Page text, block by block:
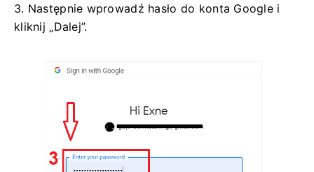
3. Następnie wprowadź hasło do konta Google i
kliknij „Dalej”.